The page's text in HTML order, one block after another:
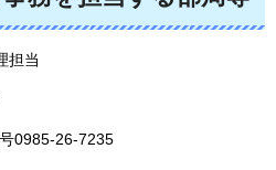
担当
0985-26-7235